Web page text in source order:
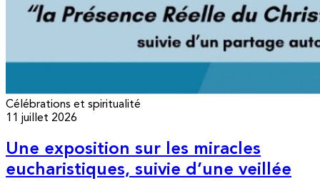
Célébrations et spiritualité
11 juillet 2026
Une exposition sur les miracles
eucharistiques, suivie d’une veillée